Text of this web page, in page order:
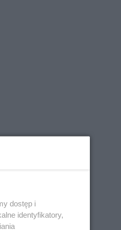
dostęp i
identyfikatory,